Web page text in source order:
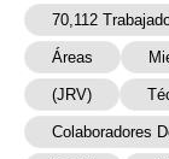
70,112
Áreas
(JRV)
Colaboradores